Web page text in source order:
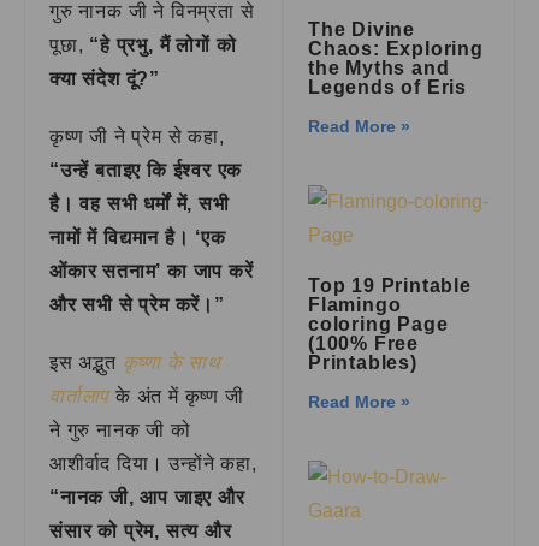
गुरु नानक जी ने विनम्रता से
पूछा, “हे प्रभु, मैं लोगों को
क्या संदेश दूं?”
कृष्ण जी ने प्रेम से कहा,
“उन्हें बताइए कि ईश्वर एक
है। वह सभी धर्मों में, सभी
नामों में विद्यमान है। ‘एक
ओंकार सतनाम’ का जाप करें
और सभी से प्रेम करें।”
इस अद्भुत कृष्णा के साथ
वार्तालापके अंत में कृष्ण जी
ने गुरु नानक जी को
आशीर्वाद दिया। उन्होंने कहा,
“नानक जी, आप जाइए और
संसार को प्रेम, सत्य और
The Divine
Chaos: Exploring
the Myths and
Legends of Eris
Read More »
Top 19 Printable
Flamingo
coloring Page
(100% Free
Printables)
Read More »